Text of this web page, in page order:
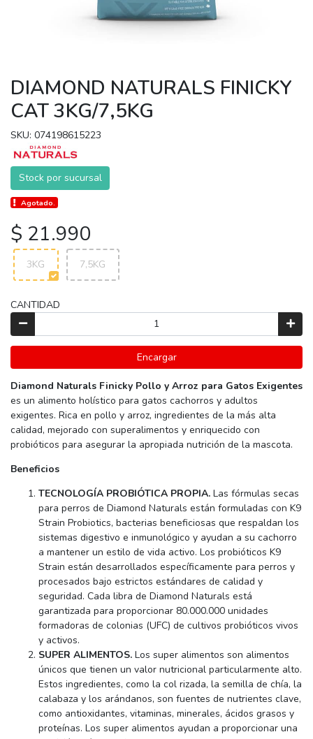
DIAMOND NATURALS FINICKY
CAT 3KG/7,5KG
SKU: 074198615223
Stock por sucursal
Agotado.
$ 21.990
3KG 7,5KG
CANTIDAD
Encargar
Diamond Naturals Finicky Pollo y Arroz para Gatos Exigentes
es un alimento holístico para gatos cachorros y adultos
exigentes. Rica en pollo y arroz, ingredientes de la más alta
calidad, mejorado con superalimentos y enriquecido con
probióticos para asegurar la apropiada nutrición de la mascota.
Beneficios
TECNOLOGÍA PROBIÓTICA PROPIA. Las fórmulas secas
para perros de Diamond Naturals están formuladas con K9
Strain Probiotics, bacterias beneficiosas que respaldan los
sistemas digestivo e inmunológico y ayudan a su cachorro
a mantener un estilo de vida activo. Los probióticos K9
Strain están desarrollados específicamente para perros y
procesados bajo estrictos estándares de calidad y
seguridad. Cada libra de Diamond Naturals está
garantizada para proporcionar 80.000.000 unidades
formadoras de colonias (UFC) de cultivos probióticos vivos
y activos.
SUPER ALIMENTOS. Los super alimentos son alimentos
únicos que tienen un valor nutricional particularmente alto.
Estos ingredientes, como la col rizada, la semilla de chía, la
calabaza y los arándanos, son fuentes de nutrientes clave,
como antioxidantes, vitaminas, minerales, ácidos grasos y
proteínas. Los super alimentos ayudan a proporcionar una